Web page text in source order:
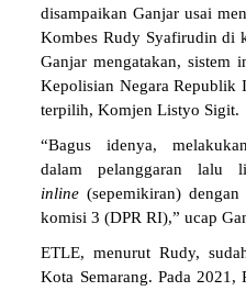
disampaikan Ganjar usai
Kombes Rudy Syafirudin di
Ganjar mengatakan, sistem
Kepolisian Negara Republik
terpilih, Komjen Listyo Sigit.
“Bagus idenya,
dalam pelanggaran lalu
inline (sepemikiran)
komisi 3 (DPR RI),” ucap
ETLE, menurut Rudy,
Kota Semarang. Pada 2021,